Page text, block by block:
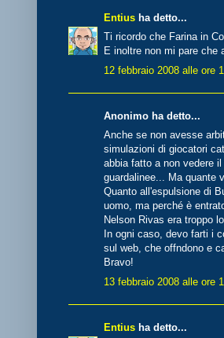
Entius ha detto...
Ti ricordo che Farina in
E inoltre non mi pare che
12 febbraio 2008 alle ore
Anonimo ha detto...
Anche se non avesse
simulazioni di giocatori
abbia fatto a non vedere
guardalinee... Ma quante
Quanto all'espulsione di
uomo, ma perché è
Nelson Rivas era troppo
In ogni caso, devo farti i
sul web, che offndono e
Bravo!
13 febbraio 2008 alle ore
Entius ha detto...